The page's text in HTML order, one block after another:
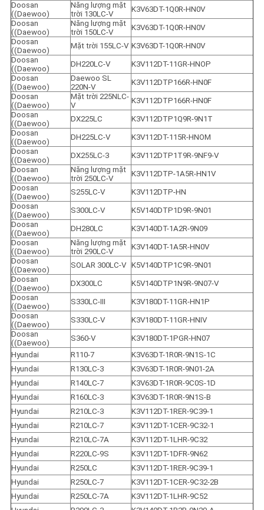
Doosan
((Daewoo)
Năng lượng mặt
trời 130LC-V
K3V63DT-1Q0R-HN0V
Doosan
((Daewoo)
Năng lượng mặt
trời 150LC-V
K3V63DT-1Q0R-HN0V
Doosan
((Daewoo)
Mặt trời 155LC-V K3V63DT-1Q0R-HN0V
Doosan
((Daewoo)
DH220LC-V
K3V112DT-11GR-HNOP
Doosan
((Daewoo)
Daewoo SL
220N-V
K3V112DTP166R-HN0F
Doosan
((Daewoo)
Mặt trời 225NLC-
V
K3V112DTP166R-HN0F
Doosan
((Daewoo)
DX225LC
K3V112DTP1Q9R-9N1T
Doosan
((Daewoo)
DH225LC-V
K3V112DT-115R-HNOM
Doosan
((Daewoo)
DX255LC-3
K3V112DTP1T9R-9NF9-V
Doosan
((Daewoo)
Năng lượng mặt
trời 250LC-V
K3V112DTP-1A5R-HN1V
Doosan
((Daewoo)
S255LC-V
K3V112DTP-HN
Doosan
((Daewoo)
S300LC-V
K5V140DTP1D9R-9N01
Doosan
((Daewoo)
DH280LC
K3V140DT-1A2R-9N09
Doosan
((Daewoo)
Năng lượng mặt
trời 290LC-V
K3V140DT-1A5R-HN0V
Doosan
((Daewoo)
SOLAR 300LC-V
K5V140DTP1C9R-9N01
Doosan
((Daewoo)
DX300LC
K5V140DTP1N9R-9N07-V
Doosan
((Daewoo)
S330LC-III
K3V180DT-11GR-HN1P
Doosan
((Daewoo)
S330LC-V
K3V180DT-11GR-HNIV
Doosan
((Daewoo)
S360-V
K3V180DT-1PGR-HN07
Hyundai
R110-7
K3V63DT-1R0R-9N1S-1C
Hyundai
R130LC-3
K3V63DT-1R0R-9N01-2A
Hyundai
R140LC-7
K3V63DT-1R0R-9C0S-1D
Hyundai
R160LC-3
K3V63DT-1R0R-9N1S-B
Hyundai
R210LC-3
K3V112DT-1RER-9C39-1
Hyundai
R210LC-7
K3V112DT-1CER-9C32-1
Hyundai
R210LC-7A
K3V112DT-1LHR-9C32
Hyundai
R220LC-9S
K3V112DT-1DFR-9N62
Hyundai
R250LC
K3V112DT-1RER-9C39-1
Hyundai
R250LC-7
K3V112DT-1CER-9C32-2B
Hyundai
R250LC-7A
K3V112DT-1LHR-9C52